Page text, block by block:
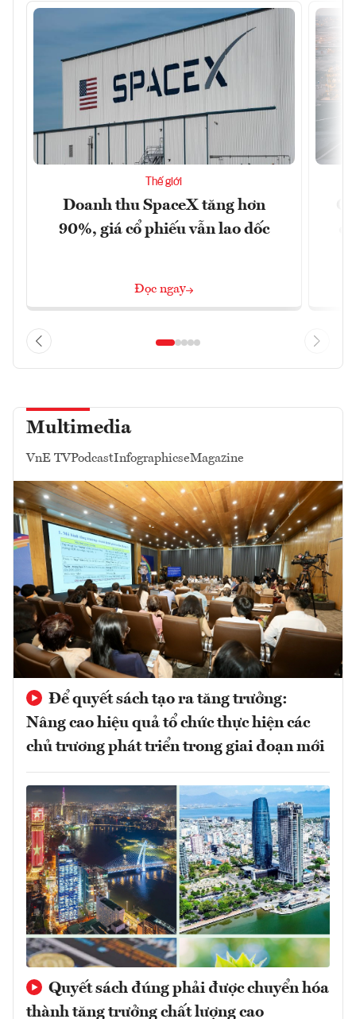
Thế giới
Doanh thu SpaceX tăng hơn
90%, giá cổ phiếu vẫn lao dốc
Đọc ngay
Multimedia
VnE TVPodcastInfographicseMagazine
Để quyết sách tạo ra tăng trưởng:
Nâng cao hiệu quả tổ chức thực hiện các
chủ trương phát triển trong giai đoạn mới
Quyết sách đúng phải được chuyển hóa
thành tăng trưởng chất lượng cao